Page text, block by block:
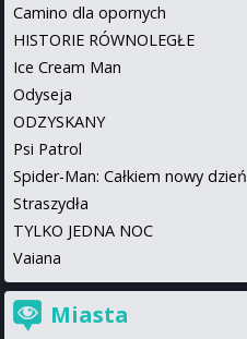
Camino dla opornych
HISTORIE RÓWNOLEGŁE
Ice Cream Man
Odyseja
ODZYSKANY
Psi Patrol
Spider-Man: Całkiem nowy dzień
Straszydła
TYLKO JEDNA NOC
Vaiana
Miasta